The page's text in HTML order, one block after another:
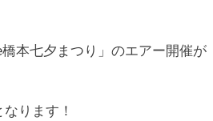
本七夕まつり」のエアー開催が
ります！